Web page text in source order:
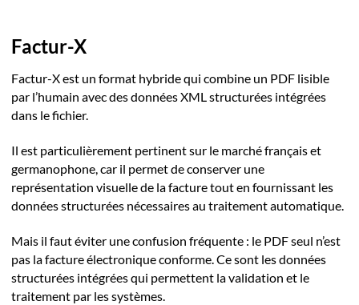
Factur-X
Factur-X est un format hybride qui combine un PDF lisible
par l’humain avec des données XML structurées intégrées
dans le fichier.
Il est particulièrement pertinent sur le marché français et
germanophone, car il permet de conserver une
représentation visuelle de la facture tout en fournissant les
données structurées nécessaires au traitement automatique.
Mais il faut éviter une confusion fréquente : le PDF seul n’est
pas la facture électronique conforme. Ce sont les données
structurées intégrées qui permettent la validation et le
traitement par les systèmes.